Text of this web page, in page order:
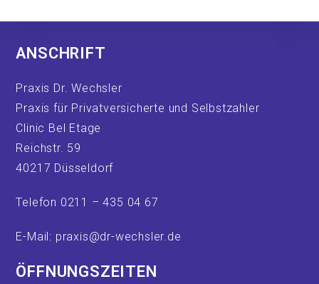
ANSCHRIFT
Praxis Dr. Wechsler
Praxis für Privatversicherte und Selbstzahler
Clinic Bel Etage
Reichstr. 59
40217 Düsseldorf
Telefon 0211 – 435 04 67
E-Mail: praxis@dr-wechsler.de
ÖFFNUNGSZEITEN